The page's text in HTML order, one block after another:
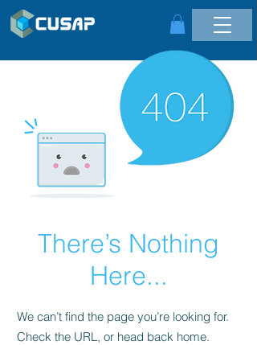
There’s Nothing
Here...
We can’t find the page you’re looking for.
Check the URL, or head back home.